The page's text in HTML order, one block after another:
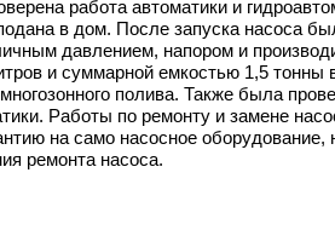
работа автоматики и
в дом. После запуска насоса
давлением, напором и
и суммарной емкостью 1,5
многозонного полива. Также была
Работы по ремонту и замене
на само насосное
ремонта насоса.